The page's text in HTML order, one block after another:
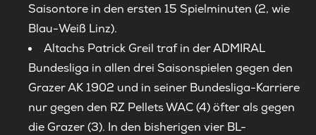
Saisontore in den ersten 15 Spielminuten (2, wie
Blau-Weiß Linz).
Altachs Patrick Greil traf in der ADMIRAL
Bundesliga in allen drei Saisonspielen gegen den
Grazer AK 1902 und in seiner Bundesliga-Karriere
nur gegen den RZ Pellets WAC (4) öfter als gegen
die Grazer (3). In den bisherigen vier BL-